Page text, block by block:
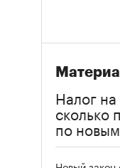
Налог
сколько
по